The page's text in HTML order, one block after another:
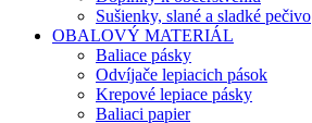
Sušienky, slané a sladké pečivo
OBALOVÝ MATERIÁL
Baliace pásky
Odvíjače lepiacich pások
Krepové lepiace pásky
Baliaci papier